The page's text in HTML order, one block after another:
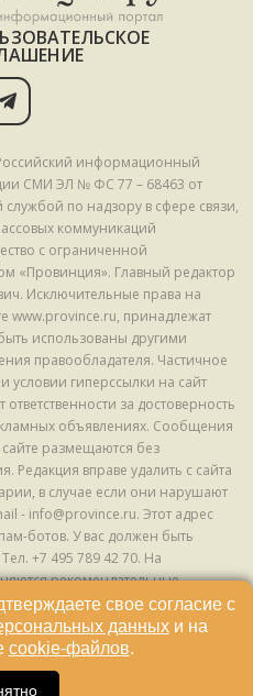
информационный
СМИ ЭЛ № ФС 77 – 68463 от
по надзору в сфере связи,
коммуникаций
с ограниченной
«Провинция». Главный редактор
Исключительные права на
www.province.ru, принадлежат
использованы другими
правообладателя. Частичное
условии гиперссылки на сайт
за достоверность
объявлениях. Сообщения
размещаются без
Редакция вправе удалить с сайта
в случае если они нарушают
- info@province.ru. Этот адрес
ботов. У вас должен быть
+7 495 789 42 70. На
рекомендательные
предоставления
и анализа сведений,
сети "Интернет",
Федерации) © ООО ИД
свое согласие с
данныхи на
cookie-файлов.